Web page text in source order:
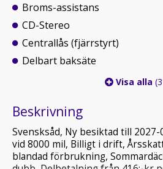
Broms-assistans
CD-Stereo
Centrallås (fjärrstyrt)
Delbart baksäte
Visa alla
Beskrivning
Svensksåd, Ny besiktad till
vid 8000 mil, Billigt i drift,
blandad förbrukning,